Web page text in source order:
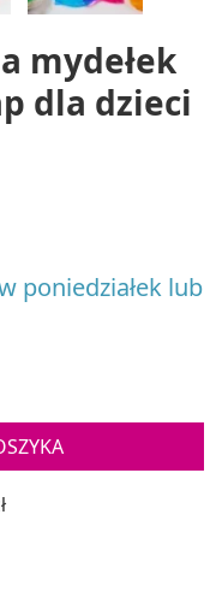
mydełek
dla dzieci
poniedziałek lub